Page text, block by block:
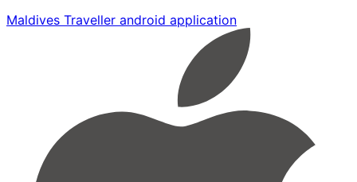
Maldives Traveller android application